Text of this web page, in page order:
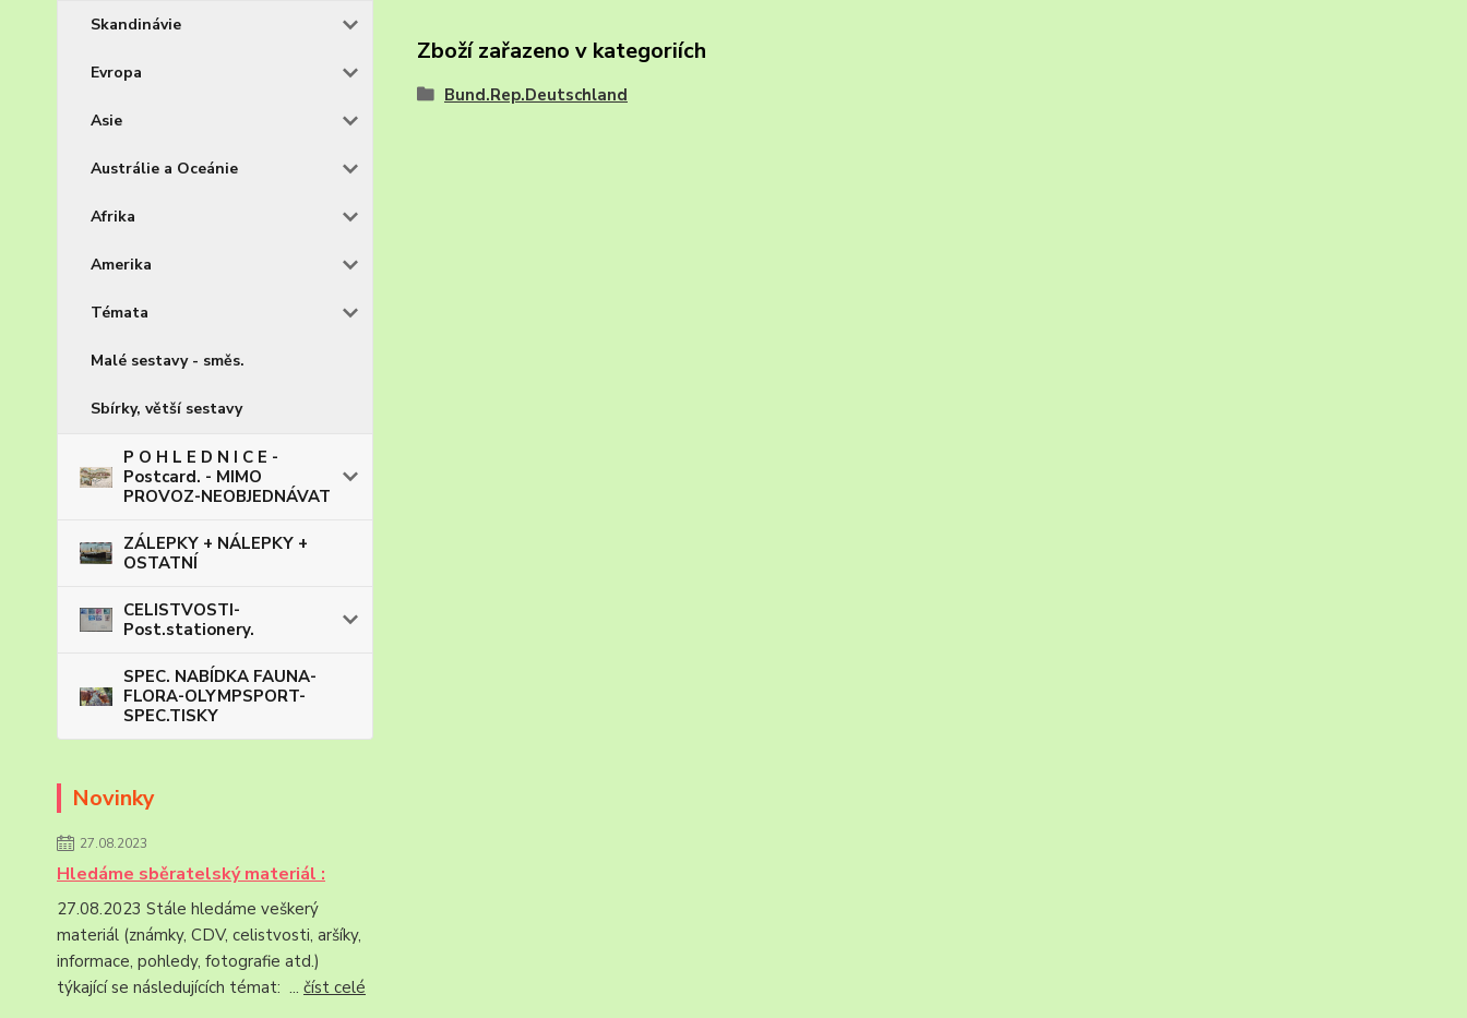
Skandinávie
Evropa
Asie
Austrálie a Oceánie
Afrika
Amerika
Témata
Malé sestavy - směs.
Sbírky, větší sestavy
P O H L E D N I C E -
Postcard. - MIMO
PROVOZ-NEOBJEDNÁVAT
ZÁLEPKY + NÁLEPKY +
OSTATNÍ
CELISTVOSTI-
Post.stationery.
SPEC. NABÍDKA FAUNA-
FLORA-OLYMPSPORT-
SPEC.TISKY
Novinky
27.08.2023
Hledáme sběratelský materiál :
27.08.2023 Stále hledáme veškerý
materiál (známky, CDV, celistvosti, aršíky,
informace, pohledy, fotografie atd.)
týkající se následujících témat: ... číst celé
Zboží zařazeno v kategoriích
Bund.Rep.Deutschland